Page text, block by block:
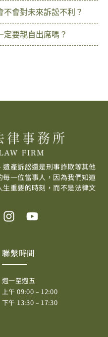
會對未來訴訟不利？
定要親自出席嗎？
產訴訟還是刑事詐欺等其他
一位當事人，因為我們知道
重要的時刻，而不是法律文
I
t
a
r
a
Y
t
b
e
聯繫時間
週一至週五
上午 09:00 – 12:00
下午 13:30 – 17:30